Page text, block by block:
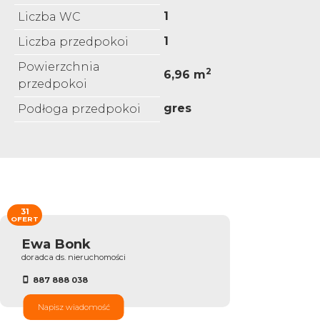
Liczba WC
1
Liczba przedpokoi
1
Powierzchnia
przedpokoi
6,96 m2
Podłoga przedpokoi gres
Ewa Bonk
doradca ds. nieruchomości
887 888 038
Napisz wiadomość
31
OFERT